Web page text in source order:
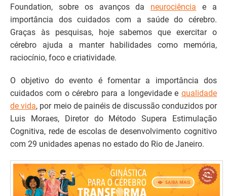
Foundation, sobre os avanços da neurociência e a
importância dos cuidados com a saúde do cérebro.
Graças às pesquisas, hoje sabemos que exercitar o
cérebro ajuda a manter habilidades como memória,
raciocínio, foco e criatividade.
O objetivo do evento é fomentar a importância dos
cuidados com o cérebro para a longevidade e qualidade
de vida, por meio de painéis de discussão conduzidos por
Luis Moraes, Diretor do Método Supera Estimulação
Cognitiva, rede de escolas de desenvolvimento cognitivo
com 29 unidades apenas no estado do Rio de Janeiro.